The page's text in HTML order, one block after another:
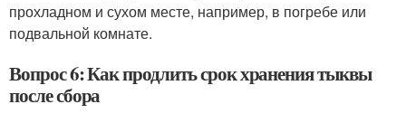
прохладном и сухом месте, например, в погребе или
подвальной комнате.
Вопрос 6: Как продлить срок хранения тыквы
после сбора